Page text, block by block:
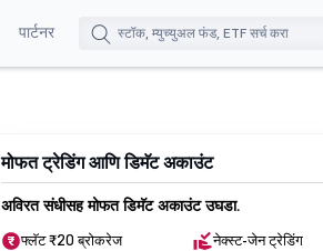
पार्टनर
मोफत ट्रेडिंग आणि डिमॅट अकाउंट
अविरत संधीसह मोफत डिमॅट अकाउंट उघडा.
फ्लॅट ₹20 ब्रोकरेज
नेक्स्ट-जेन ट्रेडिंग